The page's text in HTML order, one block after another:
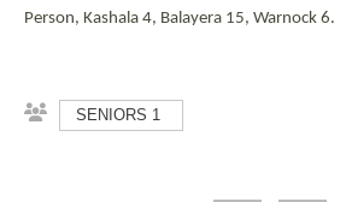
Person, Kashala 4, Balayera 15, Warnock 6.
SENIORS 1